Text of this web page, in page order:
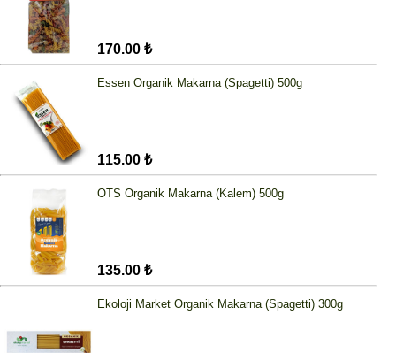
170.00 ₺
Essen Organik Makarna (Spagetti) 500g
115.00 ₺
OTS Organik Makarna (Kalem) 500g
135.00 ₺
Ekoloji Market Organik Makarna (Spagetti) 300g